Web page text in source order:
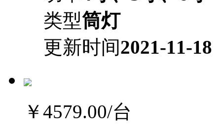
类型筒灯
更新时间2021-11-18
￥4579.00/台